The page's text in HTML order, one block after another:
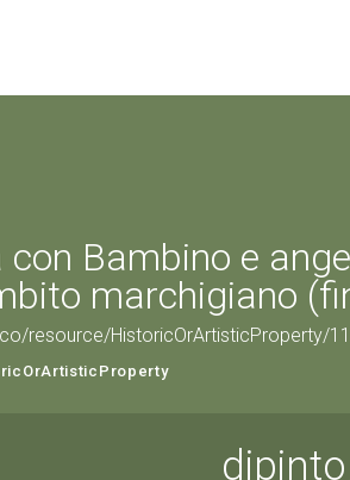
con Bambino e
marchigiano
resource/HistoricOrArtisticProperty/